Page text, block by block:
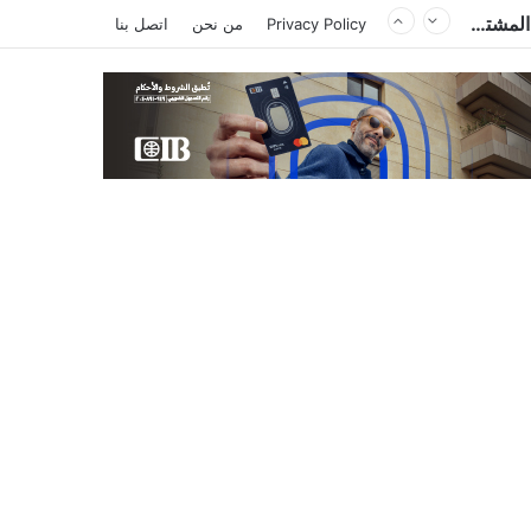
مصر وتشاد تعززان التعاون في النقل والصحة والتعليم والاستثمار خلال الدورة الرابعة للجنة المشتركة Privacy Policy من نحن اتصل بنا